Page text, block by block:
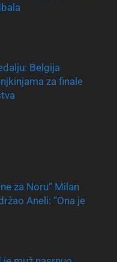
Belgija
za finale
za Noru“ Milan
Aneli: “Ona je